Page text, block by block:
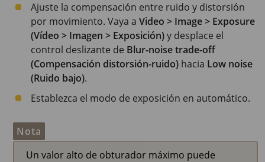
Ajuste la compensación entre ruido y distorsión
por movimiento. Vaya a Video > Image > Exposure
(Vídeo > Imagen > Exposición)y desplace el
control deslizante de Blur-noise trade-off
(Compensación distorsión-ruido) hacia Low noise
(Ruido bajo).
Establezca el modo de exposición en automático.
Nota
Un valor alto de obturador máximo puede